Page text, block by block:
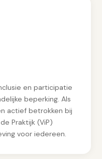
en participatie
beperking. Als
actief betrokken bij
Praktijk (ViP)
voor iedereen.